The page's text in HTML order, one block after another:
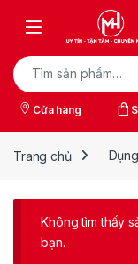
Tìm kiếm:
Cửa hàng
Trang chủ
Không tìm thấy
bạn.